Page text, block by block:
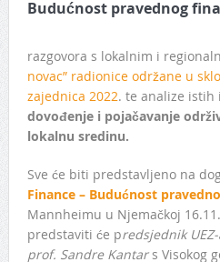
Budućnost pravednog
razgovora s lokalnim i
novac” radionice održane u
zajednica 2022. te analize istih
dovođenje i pojačavanje
lokalnu sredinu.
Sve će biti predstavljeno na
Finance – Budućnost
Mannheimu u Njemačkoj
predstaviti će predsjednik
prof. Sandre Kantars Visokog